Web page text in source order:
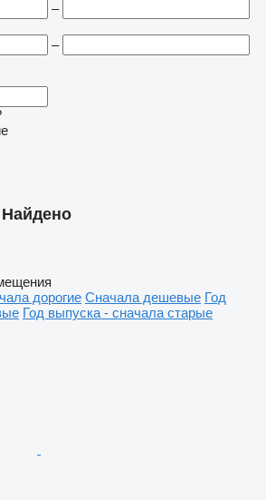
–
–
Найдено
дорогие Сначала дешевые Год
Год выпуска - сначала старые